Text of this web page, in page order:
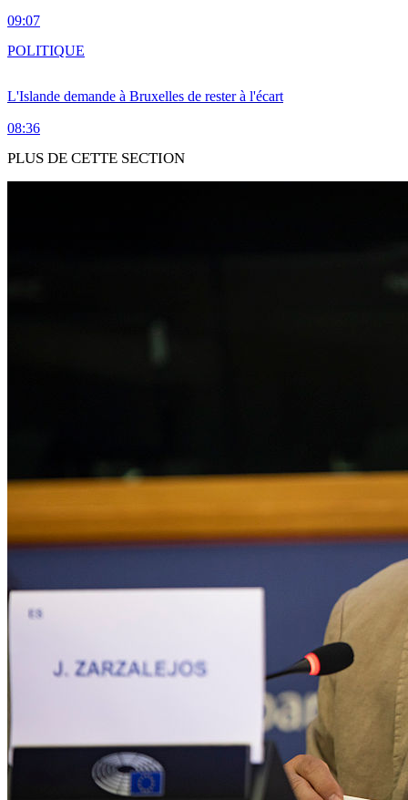
09:07
L'Islande demande à Bruxelles de rester à l'écart
08:36
POLITIQUE
PLUS DE CETTE SECTION